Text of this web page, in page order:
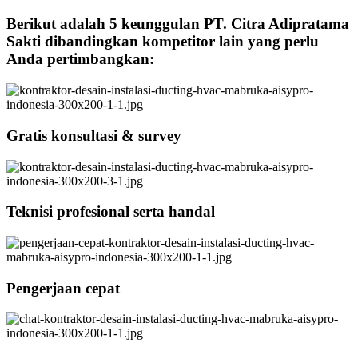
Berikut adalah 5 keunggulan PT. Citra Adipratama
Sakti dibandingkan kompetitor lain yang perlu
Anda pertimbangkan:
Gratis konsultasi & survey
Teknisi profesional serta handal
Pengerjaan cepat